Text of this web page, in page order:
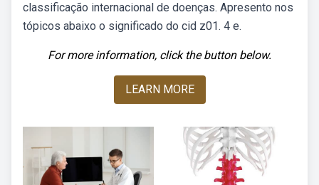
classificação internacional de doenças. Apresento nos
tópicos abaixo o significado do cid z01. 4 e.
For more information, click the button below.
LEARN MORE